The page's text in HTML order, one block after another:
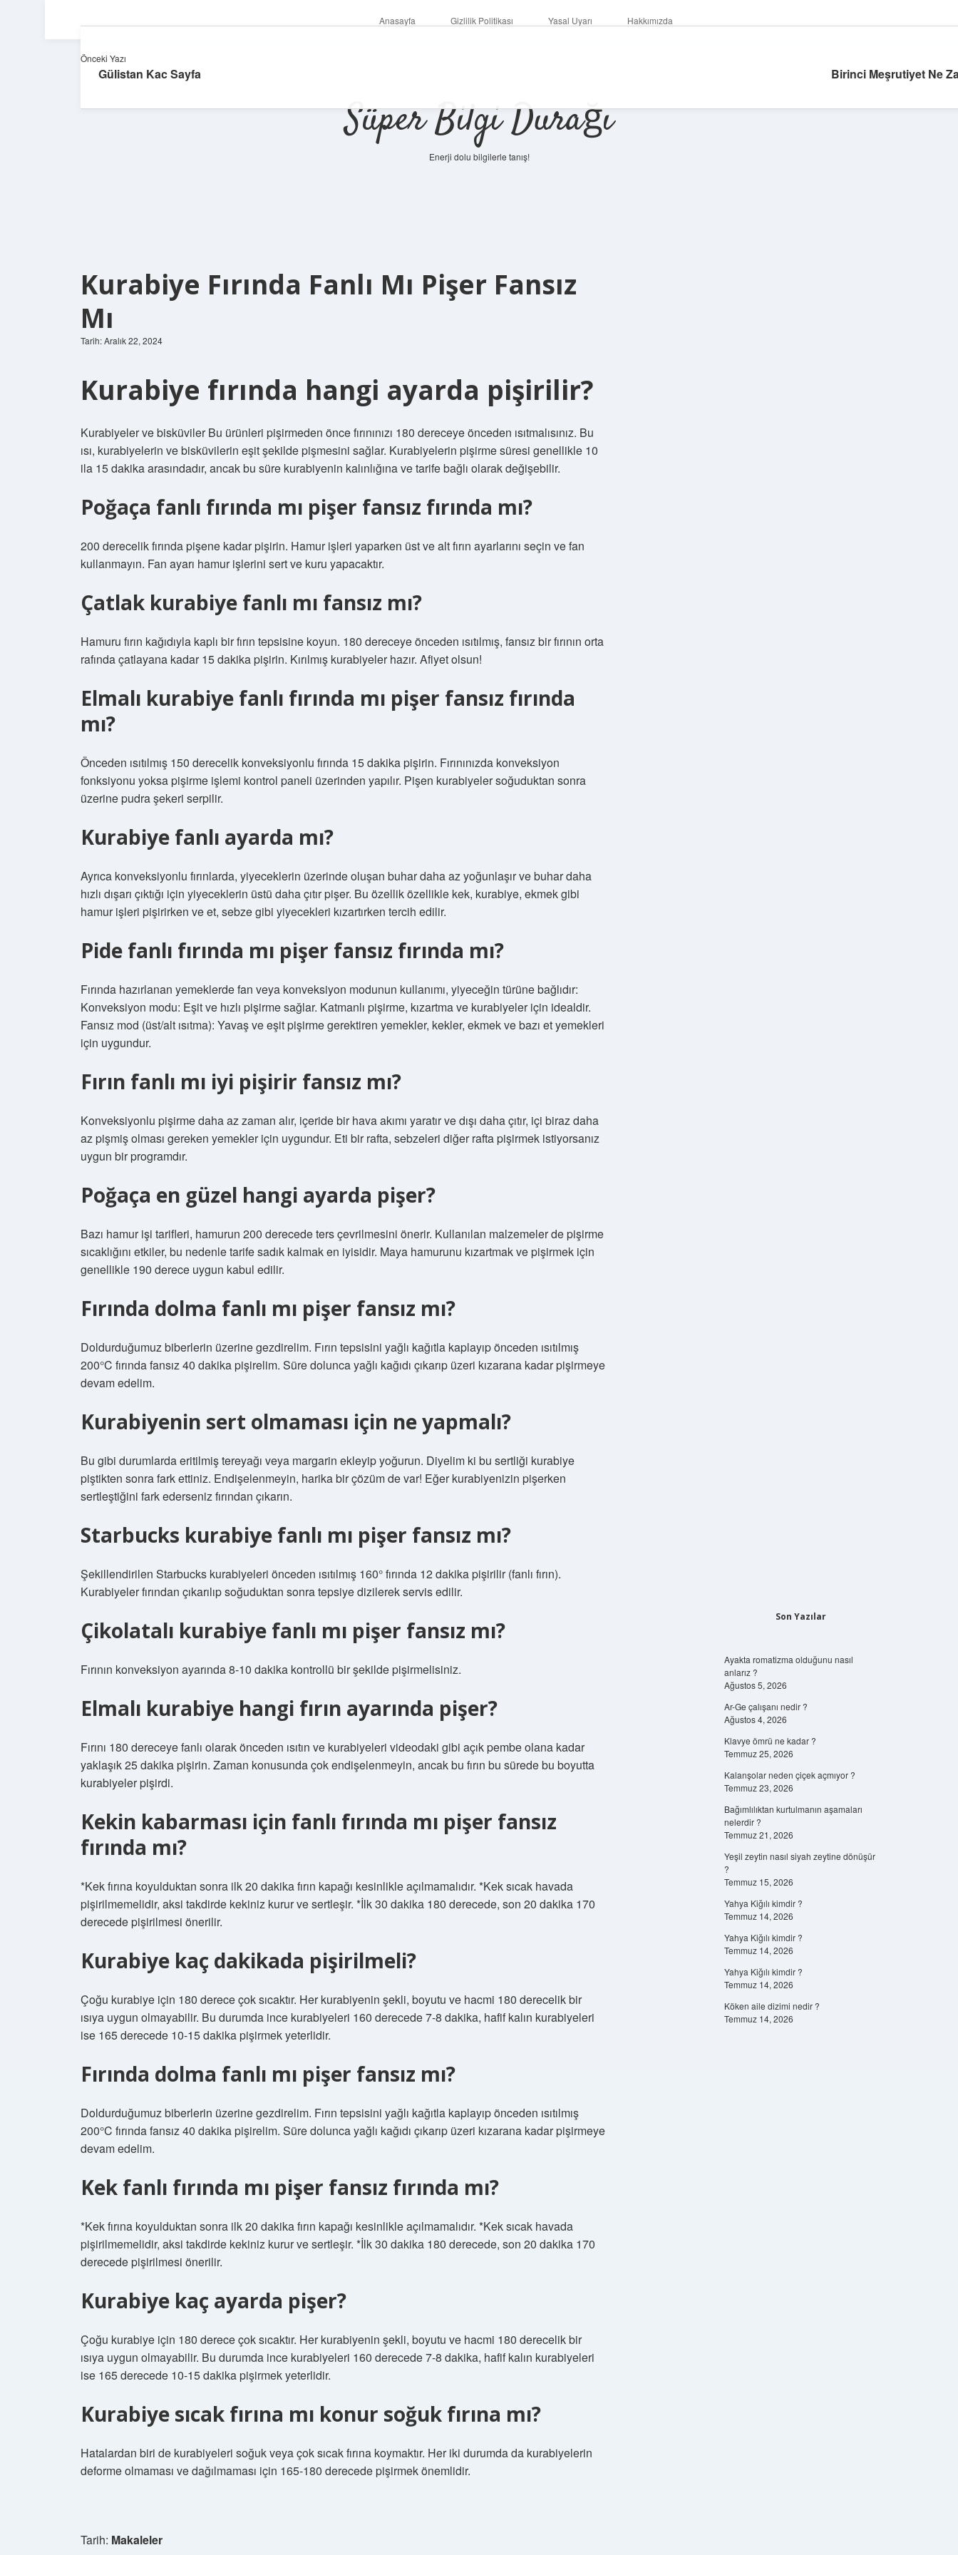
Anasayfa Gizlilik Politikası Yasal Uyarı Hakkımızda
Süper Bilgi Durağı
Enerji dolu bilgilerle tanış!
Kurabiye Fırında Fanlı Mı Pişer Fansız
Mı
Tarih: Aralık 22, 2024
Kurabiye fırında hangi ayarda pişirilir?
Kurabiyeler ve bisküviler Bu ürünleri pişirmeden önce fırınınızı 180 dereceye önceden ısıtmalısınız. Bu
ısı, kurabiyelerin ve bisküvilerin eşit şekilde pişmesini sağlar. Kurabiyelerin pişirme süresi genellikle 10
ila 15 dakika arasındadır, ancak bu süre kurabiyenin kalınlığına ve tarife bağlı olarak değişebilir.
Poğaça fanlı fırında mı pişer fansız fırında mı?
200 derecelik fırında pişene kadar pişirin. Hamur işleri yaparken üst ve alt fırın ayarlarını seçin ve fan
kullanmayın. Fan ayarı hamur işlerini sert ve kuru yapacaktır.
Çatlak kurabiye fanlı mı fansız mı?
Hamuru fırın kağıdıyla kaplı bir fırın tepsisine koyun. 180 dereceye önceden ısıtılmış, fansız bir fırının orta
rafında çatlayana kadar 15 dakika pişirin. Kırılmış kurabiyeler hazır. Afiyet olsun!
Elmalı kurabiye fanlı fırında mı pişer fansız fırında
mı?
Önceden ısıtılmış 150 derecelik konveksiyonlu fırında 15 dakika pişirin. Fırınınızda konveksiyon
fonksiyonu yoksa pişirme işlemi kontrol paneli üzerinden yapılır. Pişen kurabiyeler soğuduktan sonra
üzerine pudra şekeri serpilir.
Kurabiye fanlı ayarda mı?
Ayrıca konveksiyonlu fırınlarda, yiyeceklerin üzerinde oluşan buhar daha az yoğunlaşır ve buhar daha
hızlı dışarı çıktığı için yiyeceklerin üstü daha çıtır pişer. Bu özellik özellikle kek, kurabiye, ekmek gibi
hamur işleri pişirirken ve et, sebze gibi yiyecekleri kızartırken tercih edilir.
Pide fanlı fırında mı pişer fansız fırında mı?
Fırında hazırlanan yemeklerde fan veya konveksiyon modunun kullanımı, yiyeceğin türüne bağlıdır:
Konveksiyon modu: Eşit ve hızlı pişirme sağlar. Katmanlı pişirme, kızartma ve kurabiyeler için idealdir.
Fansız mod (üst/alt ısıtma): Yavaş ve eşit pişirme gerektiren yemekler, kekler, ekmek ve bazı et yemekleri
için uygundur.
Fırın fanlı mı iyi pişirir fansız mı?
Konveksiyonlu pişirme daha az zaman alır, içeride bir hava akımı yaratır ve dışı daha çıtır, içi biraz daha
az pişmiş olması gereken yemekler için uygundur. Eti bir rafta, sebzeleri diğer rafta pişirmek istiyorsanız
uygun bir programdır.
Poğaça en güzel hangi ayarda pişer?
Bazı hamur işi tarifleri, hamurun 200 derecede ters çevrilmesini önerir. Kullanılan malzemeler de pişirme
sıcaklığını etkiler, bu nedenle tarife sadık kalmak en iyisidir. Maya hamurunu kızartmak ve pişirmek için
genellikle 190 derece uygun kabul edilir.
Fırında dolma fanlı mı pişer fansız mı?
Doldurduğumuz biberlerin üzerine gezdirelim. Fırın tepsisini yağlı kağıtla kaplayıp önceden ısıtılmış
200°C fırında fansız 40 dakika pişirelim. Süre dolunca yağlı kağıdı çıkarıp üzeri kızarana kadar pişirmeye
devam edelim.
Kurabiyenin sert olmaması için ne yapmalı?
Bu gibi durumlarda eritilmiş tereyağı veya margarin ekleyip yoğurun. Diyelim ki bu sertliği kurabiye
piştikten sonra fark ettiniz. Endişelenmeyin, harika bir çözüm de var! Eğer kurabiyenizin pişerken
sertleştiğini fark ederseniz fırından çıkarın.
Starbucks kurabiye fanlı mı pişer fansız mı?
Şekillendirilen Starbucks kurabiyeleri önceden ısıtılmış 160° fırında 12 dakika pişirilir (fanlı fırın).
Kurabiyeler fırından çıkarılıp soğuduktan sonra tepsiye dizilerek servis edilir.
Çikolatalı kurabiye fanlı mı pişer fansız mı?
Fırının konveksiyon ayarında 8-10 dakika kontrollü bir şekilde pişirmelisiniz.
Elmalı kurabiye hangi fırın ayarında pişer?
Fırını 180 dereceye fanlı olarak önceden ısıtın ve kurabiyeleri videodaki gibi açık pembe olana kadar
yaklaşık 25 dakika pişirin. Zaman konusunda çok endişelenmeyin, ancak bu fırın bu sürede bu boyutta
kurabiyeler pişirdi.
Kekin kabarması için fanlı fırında mı pişer fansız
fırında mı?
*Kek fırına koyulduktan sonra ilk 20 dakika fırın kapağı kesinlikle açılmamalıdır. *Kek sıcak havada
pişirilmemelidir, aksi takdirde kekiniz kurur ve sertleşir. *İlk 30 dakika 180 derecede, son 20 dakika 170
derecede pişirilmesi önerilir.
Kurabiye kaç dakikada pişirilmeli?
Çoğu kurabiye için 180 derece çok sıcaktır. Her kurabiyenin şekli, boyutu ve hacmi 180 derecelik bir
ısıya uygun olmayabilir. Bu durumda ince kurabiyeleri 160 derecede 7-8 dakika, hafif kalın kurabiyeleri
ise 165 derecede 10-15 dakika pişirmek yeterlidir.
Fırında dolma fanlı mı pişer fansız mı?
Doldurduğumuz biberlerin üzerine gezdirelim. Fırın tepsisini yağlı kağıtla kaplayıp önceden ısıtılmış
200°C fırında fansız 40 dakika pişirelim. Süre dolunca yağlı kağıdı çıkarıp üzeri kızarana kadar pişirmeye
devam edelim.
Kek fanlı fırında mı pişer fansız fırında mı?
*Kek fırına koyulduktan sonra ilk 20 dakika fırın kapağı kesinlikle açılmamalıdır. *Kek sıcak havada
pişirilmemelidir, aksi takdirde kekiniz kurur ve sertleşir. *İlk 30 dakika 180 derecede, son 20 dakika 170
derecede pişirilmesi önerilir.
Kurabiye kaç ayarda pişer?
Çoğu kurabiye için 180 derece çok sıcaktır. Her kurabiyenin şekli, boyutu ve hacmi 180 derecelik bir
ısıya uygun olmayabilir. Bu durumda ince kurabiyeleri 160 derecede 7-8 dakika, hafif kalın kurabiyeleri
ise 165 derecede 10-15 dakika pişirmek yeterlidir.
Kurabiye sıcak fırına mı konur soğuk fırına mı?
Hatalardan biri de kurabiyeleri soğuk veya çok sıcak fırına koymaktır. Her iki durumda da kurabiyelerin
deforme olmaması ve dağılmaması için 165-180 derecede pişirmek önemlidir.
Tarih: Makaleler
Önceki Yazı
Gülistan Kac Sayfa Birinci Meşrutiyet Ne
Son Yazılar
Ayakta romatizma olduğunu nasıl
anlarız ?
Ağustos 5, 2026
Ar-Ge çalışanı nedir ?
Ağustos 4, 2026
Klavye ömrü ne kadar ?
Temmuz 25, 2026
Kalanşolar neden çiçek açmıyor ?
Temmuz 23, 2026
Bağımlılıktan kurtulmanın aşamaları
nelerdir ?
Temmuz 21, 2026
Yeşil zeytin nasıl siyah zeytine dönüşür
?
Temmuz 15, 2026
Yahya Kiğılı kimdir ?
Temmuz 14, 2026
Yahya Kiğılı kimdir ?
Temmuz 14, 2026
Yahya Kiğılı kimdir ?
Temmuz 14, 2026
Köken aile dizimi nedir ?
Temmuz 14, 2026